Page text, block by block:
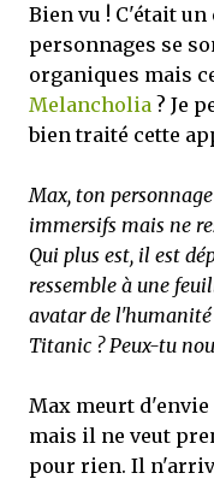
Bien vu ! C'était
personnages se
organiques mais
Melancholia ? Je
bien traité cette
Max, ton
immersifs mais ne
Qui plus est, il est
ressemble à une
avatar de l'humanité
Titanic ? Peux-tu
Max meurt d'envie
mais il ne veut
pour rien. Il